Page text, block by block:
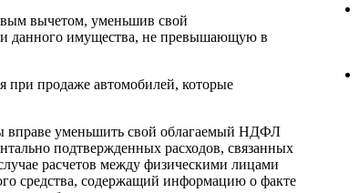
вычетом, уменьшив свой
данного имущества, не превышающую в
продаже автомобилей, которые
уменьшить свой облагаемый НДФЛ
подтвержденных расходов, связанных
расчетов между физическими лицами
средства, содержащий информацию о факте